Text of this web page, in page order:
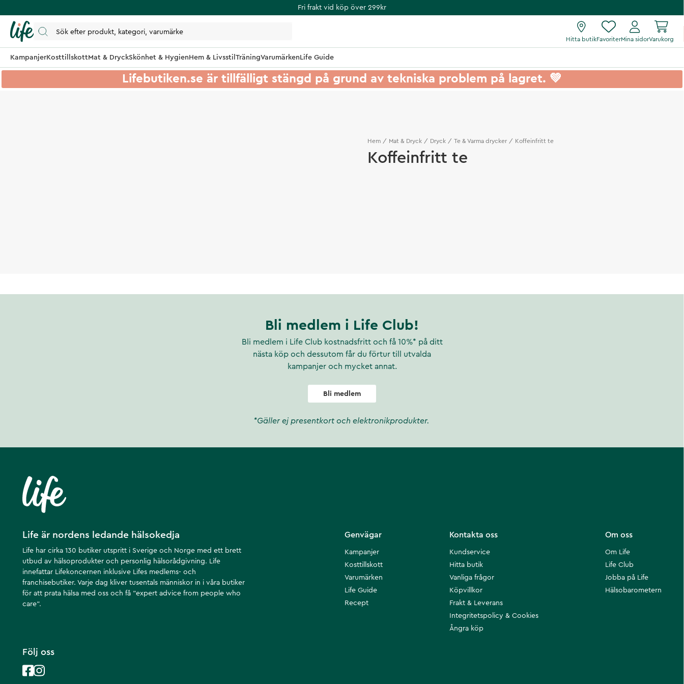
Fri frakt vid köp över 299kr
Hitta butikFavoriterMina sidorVarukorg
KampanjerKosttillskottMat & DryckSkönhet & HygienHem & Livsstil TräningVarumärkenLife Guide
Lifebutiken.se är tillfälligt stängd på grund av tekniska problem på lagret. 💚
Hem Mat & Dryck Dryck Te & Varma drycker Koffeinfritt te
Koffeinfritt te
Bli medlem i Life Club!
Bli medlem i Life Club kostnadsfritt och få 10%* på ditt
nästa köp och dessutom får du förtur till utvalda
kampanjer och mycket annat.
Bli medlem
*Gäller ej presentkort och elektronikprodukter.
Life är nordens ledande hälsokedja
Life har cirka 130 butiker utspritt i Sverige och Norge med ett brett
utbud av hälsoprodukter och personlig hälsorådgivning. Life
innefattar Lifekoncernen inklusive Lifes medlems- och
franchisebutiker. Varje dag kliver tusentals människor in i våra butiker
för att prata hälsa med oss och få ”expert advice from people who
care”.
Om oss
Om Life
Life Club
Jobba på Life
Hälsobarometern
Kontakta oss
Kundservice
Hitta butik
Vanliga frågor
Köpvillkor
Frakt & Leverans
Integritetspolicy & Cookies
Ångra köp
Genvägar
Kampanjer
Kosttillskott
Varumärken
Life Guide
Recept
Följ oss